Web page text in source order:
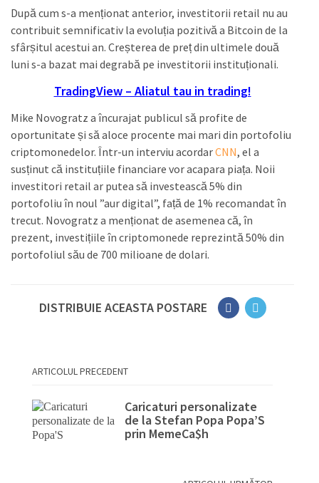
După cum s-a menționat anterior, investitorii retail nu au
contribuit semnificativ la evoluția pozitivă a Bitcoin de la
sfârșitul acestui an. Creșterea de preț din ultimele două
luni s-a bazat mai degrabă pe investitorii instituționali.
TradingView – Aliatul tau in trading!
Mike Novogratz a încurajat publicul să profite de
oportunitate și să aloce procente mai mari din portofoliu
criptomonedelor. Într-un interviu acordarCNN, el a
susținut că instituțiile financiare vor acapara piața. Noii
investitori retail ar putea să investească 5% din
portofoliu în noul ”aur digital”, față de 1% recomandat în
trecut. Novogratz a menționat de asemenea că, în
prezent, investițiile în criptomonede reprezintă 50% din
portofoliul său de 700 milioane de dolari.
DISTRIBUIE ACEASTA POSTARE
ARTICOLUL PRECEDENT
Caricaturi personalizate
de la Stefan Popa Popa’S
prin MemeCa$h